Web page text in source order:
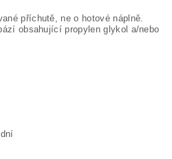
příchutě, ne o hotové náplně.
obsahující propylen glykol a/nebo